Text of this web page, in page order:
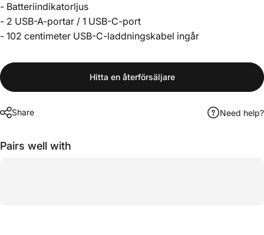
- Batteriindikatorljus
- 2 USB-A-portar / 1 USB-C-port
- 102 centimeter USB-C-laddningskabel ingår
Hitta en återförsäljare
Share Need help?
Pairs well with